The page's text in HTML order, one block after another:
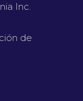
Inc.
de